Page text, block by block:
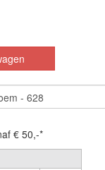
€ 50,-*